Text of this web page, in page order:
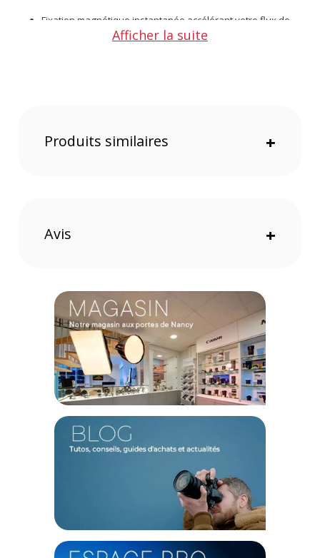
Fixation magnétique instantanée accélérant votre flux de
Base filetée intégrée permettant un montage direct sans
Taillé dans le prestigieux verre allemand B270 SCHOTT, cet
maximise la transmission lumineuse tout en dressant une
barrière hydrophobe et oléophobe d'une efficacité
redoutable contre les intempéries et les traces de doigts. Sur
le terrain, cette conception de pointe neutralise le voile
atmosphérique et les dominantes bleutées souvent
générées par les rayons ultraviolets en forte luminosité,
vous assurant ainsi des contrastes saisissants et une fidélité
chromatique parfaite pour minimiser le travail de retouche.
Ergonomie magnétique et profil ultra-fin
Le système d'attache magnétique révolutionne votre
pratique sur le terrain en autorisant un remplacement
immédiat du filtre frontal au gré de vos besoins et des
changements de lumière. Pour une flexibilité absolue, sa
monture hybride intègre nativement un pas de vis
traditionnel, vous épargnant l'ajout contraignant d'une
bague d'adaptation supplémentaire. Usiné dans un alliage
de magnalium reconnu pour son extrême durabilité, son
cerclage adopte un profil ultra-fin pensé spécifiquement
pour empêcher toute apparition de vignettage, préservant
Afficher la suite
Produits similaires +
Avis +